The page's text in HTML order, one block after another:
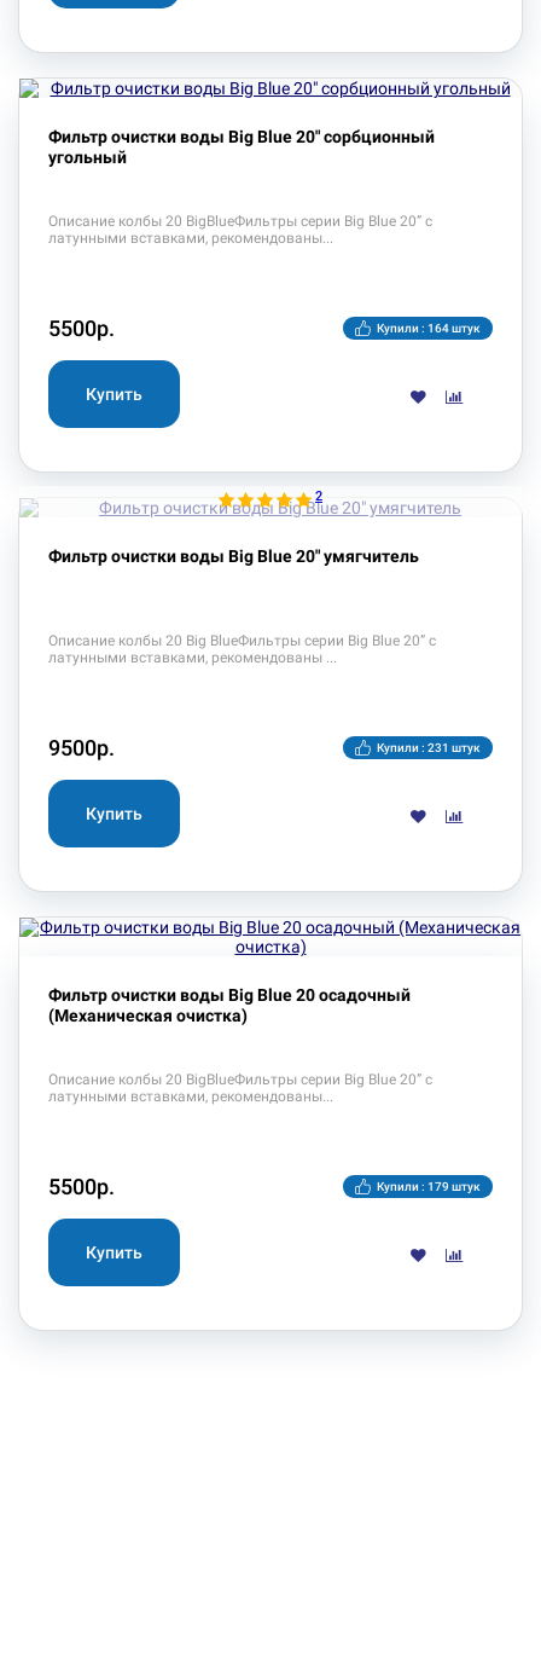
Фильтр очистки воды Big Blue 20" сорбционный
угольный
Описание колбы 20 BigBlue Фильтры серии Big Blue 20” с
латунными вставками, рекомендованы
5500р. Купили : 164 штук
2
Фильтр очистки воды Big Blue 20" умягчитель
Описание колбы 20 Big BlueФильтры серии Big Blue 20” с
латунными вставками, рекомендованы
9500р. Купили : 231 штук
Фильтр очистки воды Big Blue 20 осадочный
(Механическая очистка)
Описание колбы 20 BigBlue Фильтры серии Big Blue 20” с
латунными вставками, рекомендованы
5500р. Купили : 179 штук